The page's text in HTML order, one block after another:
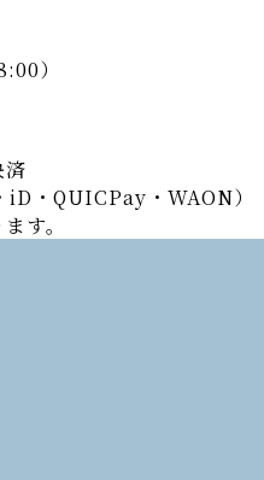
）
済
iD・QUICPay・WAON）
す。